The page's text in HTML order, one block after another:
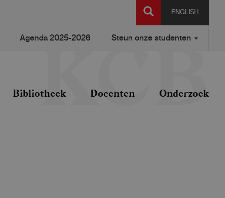
ENGLISH
SEARCH
Agenda 2025-2026 Steun onze studenten
Bibliotheek Docenten Onderzoek